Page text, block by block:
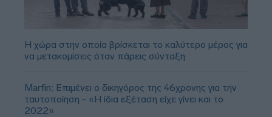
Η χώρα στην οποία βρίσκεται το καλύτερο μέρος για
να μετακομίσεις όταν πάρεις σύνταξη
Marfin: Επιμένει ο δικηγόρος της 46χρονης για την
ταυτοποίηση - «Η ίδια εξέταση είχε γίνει και το
2022»